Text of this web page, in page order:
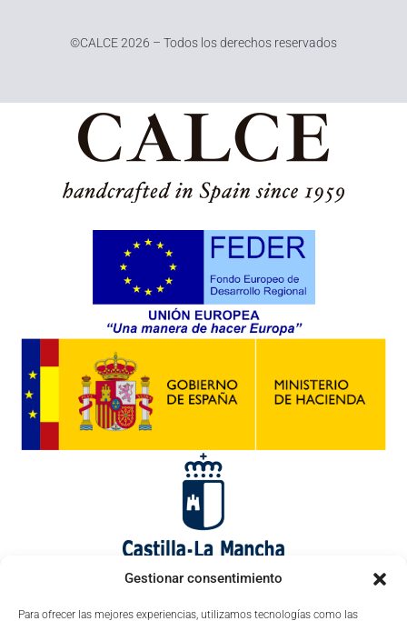
Gestionar consentimiento
Para ofrecer las mejores experiencias, utilizamos tecnologías como las
©CALCE 2026 – Todos los derechos reservados